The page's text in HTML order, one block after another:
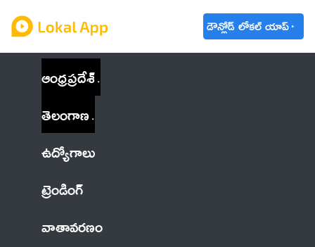
డౌన్లోడ్ లోకల్ యాప్
ఆంధ్రప్రదేశ్
తెలంగాణ
ఉద్యోగాలు
ట్రెండింగ్
వాతావరణం